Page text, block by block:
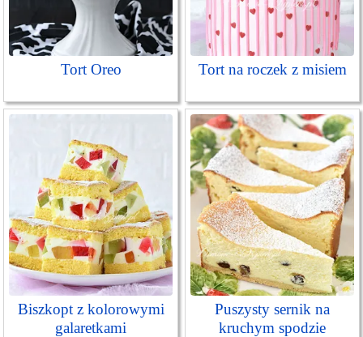
Tort Oreo Tort na roczek z misiem
Biszkopt z kolorowymi
galaretkami
Puszysty sernik na
kruchym spodzie